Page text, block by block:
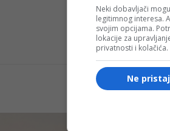
- OGLAS -
Neki dobavljači
legitimnog interesa.
svojim opcijama.
lokacije za
privatnosti i kolačića.
Ne